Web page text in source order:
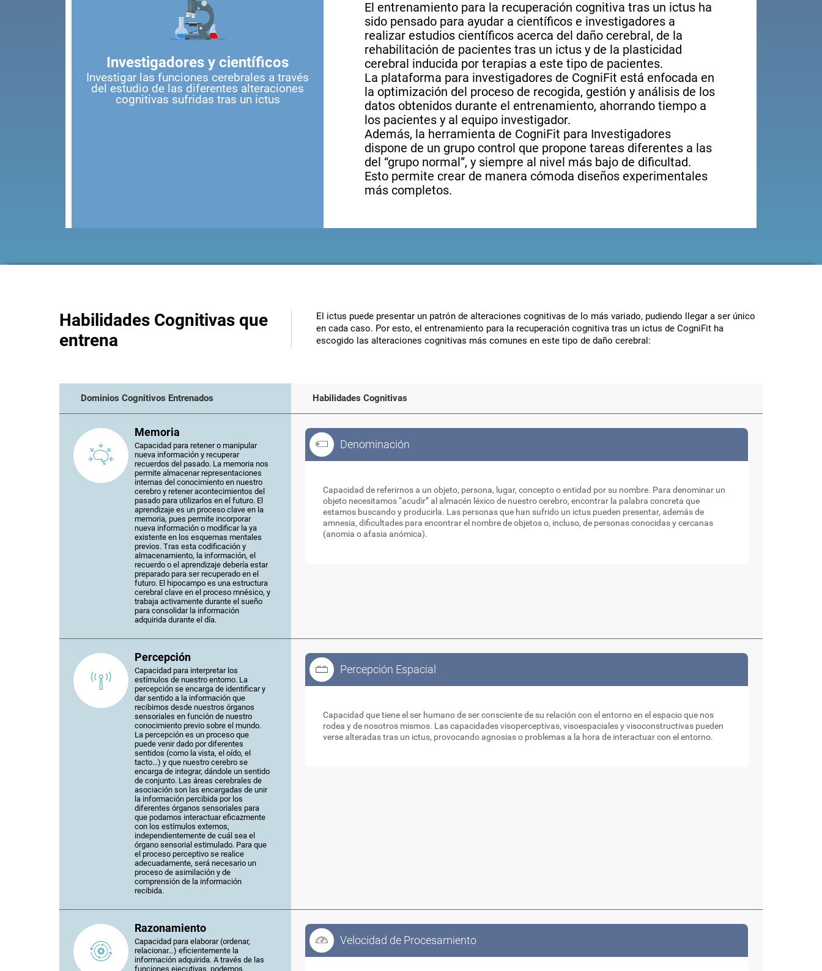
Investigadores y científicos
Investigar las funciones cerebrales a través
del estudio de las diferentes alteraciones
cognitivas sufridas tras un ictus
El entrenamiento para la recuperación cognitiva tras un ictus ha
sido pensado para ayudar a científicos e investigadores a
realizar estudios científicos acerca del daño cerebral, de la
rehabilitación de pacientes tras un ictus y de la plasticidad
cerebral inducida por terapias a este tipo de pacientes.
La plataforma para investigadores de CogniFit está enfocada en
la optimización del proceso de recogida, gestión y análisis de los
datos obtenidos durante el entrenamiento, ahorrando tiempo a
los pacientes y al equipo investigador.
Además, la herramienta de CogniFit para Investigadores
dispone de un grupo control que propone tareas diferentes a las
del “grupo normal”, y siempre al nivel más bajo de dificultad.
Esto permite crear de manera cómoda diseños experimentales
más completos.
Habilidades Cognitivas que
entrena
El ictus puede presentar un patrón de alteraciones cognitivas de lo más variado, pudiendo llegar a ser único
en cada caso. Por esto, el entrenamiento para la recuperación cognitiva tras un ictus de CogniFit ha
escogido las alteraciones cognitivas más comunes en este tipo de daño cerebral:
Dominios Cognitivos Entrenados Habilidades Cognitivas
Memoria
Capacidad para retener o manipular
nueva información y recuperar
recuerdos del pasado. La memoria nos
permite almacenar representaciones
internas del conocimiento en nuestro
cerebro y retener acontecimientos del
pasado para utilizarlos en el futuro. El
aprendizaje es un proceso clave en la
memoria, pues permite incorporar
nueva información o modificar la ya
existente en los esquemas mentales
previos. Tras esta codificación y
almacenamiento, la información, el
recuerdo o el aprendizaje debería estar
preparado para ser recuperado en el
futuro. El hipocampo es una estructura
cerebral clave en el proceso mnésico, y
trabaja activamente durante el sueño
para consolidar la información
adquirida durante el día.
Denominación
Capacidad de referirnos a un objeto, persona, lugar, concepto o entidad por su nombre. Para denominar un
objeto necesitamos “acudir” al almacén léxico de nuestro cerebro, encontrar la palabra concreta que
estamos buscando y producirla. Las personas que han sufrido un ictus pueden presentar, además de
amnesia, dificultades para encontrar el nombre de objetos o, incluso, de personas conocidas y cercanas
(anomia o afasia anómica).
Percepción
Capacidad para interpretar los
estímulos de nuestro entorno. La
percepción se encarga de identificar y
dar sentido a la información que
recibimos desde nuestros órganos
sensoriales en función de nuestro
conocimiento previo sobre el mundo.
La percepción es un proceso que
puede venir dado por diferentes
sentidos (como la vista, el oído, el
tacto…) y que nuestro cerebro se
encarga de integrar, dándole un sentido
de conjunto. Las áreas cerebrales de
asociación son las encargadas de unir
la información percibida por los
diferentes órganos sensoriales para
que podamos interactuar eficazmente
con los estímulos externos,
independientemente de cuál sea el
órgano sensorial estimulado. Para que
el proceso perceptivo se realice
adecuadamente, será necesario un
proceso de asimilación y de
comprensión de la información
recibida.
Percepción Espacial
Capacidad que tiene el ser humano de ser consciente de su relación con el entorno en el espacio que nos
rodea y de nosotros mismos. Las capacidades visoperceptivas, visoespaciales y visoconstructivas pueden
verse alteradas tras un ictus, provocando agnosias o problemas a la hora de interactuar con el entorno.
Razonamiento
Capacidad para elaborar (ordenar,
relacionar…) eficientemente la
información adquirida. A través de las
funciones ejecutivas, podemos
Velocidad de Procesamiento